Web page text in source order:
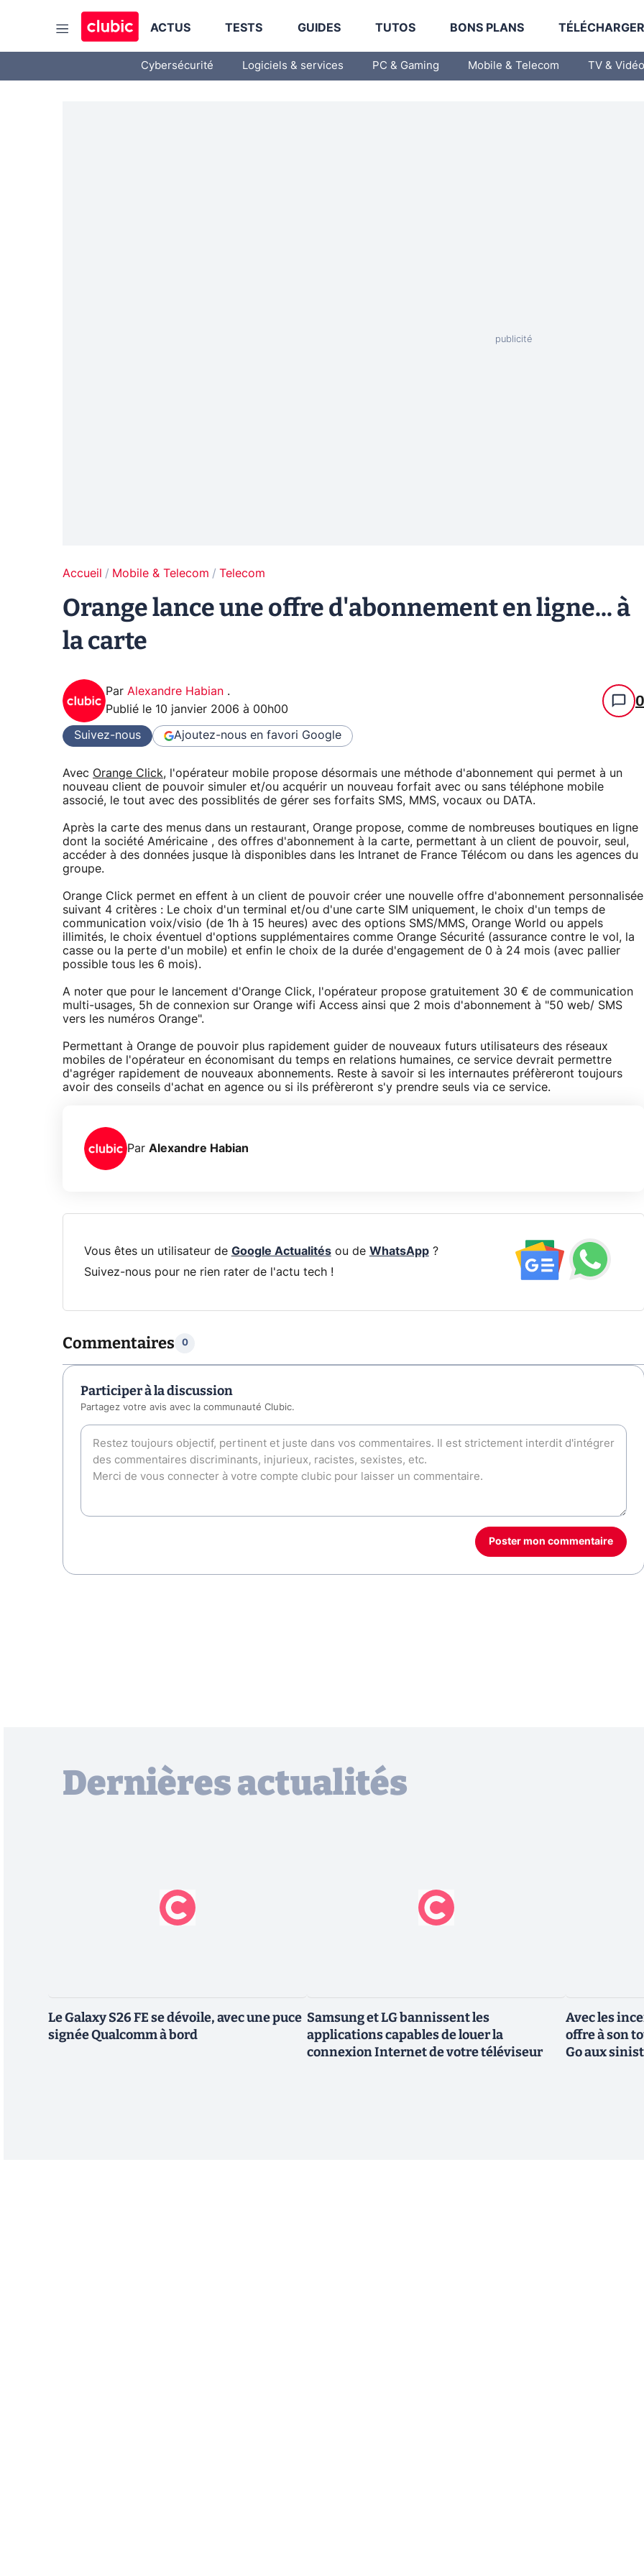
ACTUS TESTS GUIDES TUTOS BONS PLANS
Cybersécurité Logiciels & services PC & Gaming Mobile & Telecom TV & Vidéo
Accueil Mobile & Telecom Telecom
Orange lance une offre d'abonnement en ligne... à
la carte
Par Alexandre Habian .
Publié le 10 janvier 2006 à 00h00 0
Suivez-nous Ajoutez-nous en favori Google
Avec Orange Click, l'opérateur mobile propose désormais une méthode d'abonnement qui permet à un
nouveau client de pouvoir simuler et/ou acquérir un nouveau forfait avec ou sans téléphone mobile
associé, le tout avec des possiblités de gérer ses forfaits SMS, MMS, vocaux ou DATA.
Après la carte des menus dans un restaurant, Orange propose, comme de nombreuses boutiques en ligne
dont la société Américaine , des offres d'abonnement à la carte, permettant à un client de pouvoir, seul,
accéder à des données jusque là disponibles dans les Intranet de France Télécom ou dans les agences du
groupe.
Orange Click permet en effent à un client de pouvoir créer une nouvelle offre d'abonnement personnalisée
suivant 4 critères : Le choix d'un terminal et/ou d'une carte SIM uniquement, le choix d'un temps de
communication voix/visio (de 1h à 15 heures) avec des options SMS/MMS, Orange World ou appels
illimités, le choix éventuel d'options supplémentaires comme Orange Sécurité (assurance contre le vol, la
casse ou la perte d'un mobile) et enfin le choix de la durée d'engagement de 0 à 24 mois (avec pallier
possible tous les 6 mois).
A noter que pour le lancement d'Orange Click, l'opérateur propose gratuitement 30 € de communication
multi-usages, 5h de connexion sur Orange wifi Access ainsi que 2 mois d'abonnement à "50 web/ SMS
vers les numéros Orange".
Permettant à Orange de pouvoir plus rapidement guider de nouveaux futurs utilisateurs des réseaux
mobiles de l'opérateur en économisant du temps en relations humaines, ce service devrait permettre
d'agréger rapidement de nouveaux abonnements. Reste à savoir si les internautes préfèreront toujours
avoir des conseils d'achat en agence ou si ils préfèreront s'y prendre seuls via ce service.
Par Alexandre Habian
Vous êtes un utilisateur de Google Actualitésou de WhatsApp?
Suivez-nous pour ne rien rater de l'actu tech !
Commentaires 0
Participer à la discussion
Partagez votre avis avec la communauté Clubic.
Poster mon commentaire
Dernières actualités
Le Galaxy S26 FE se dévoile, avec une puce
signée Qualcomm à bord
Samsung et LG bannissent les
applications capables de louer la
connexion Internet de votre téléviseur
Avec les
offre à son
Go aux